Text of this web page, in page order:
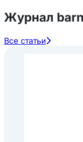
Журнал
Все статьи